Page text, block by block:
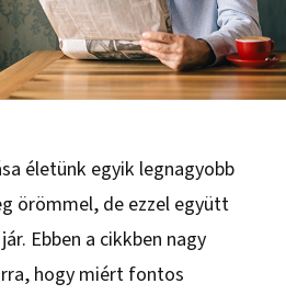
életünk egyik legnagyobb
örömmel, de ezzel együtt
Ebben a cikkben nagy
hogy miért fontos